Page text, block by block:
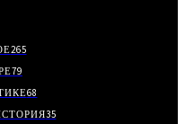
265
79
68
35